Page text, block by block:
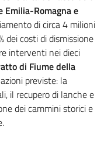
Emilia-Romagna e
di circa 4 milioni
dei costi di dismissione
interventi nei dieci
di Fiume della
previste: la
il recupero di lanche e
dei cammini storici e